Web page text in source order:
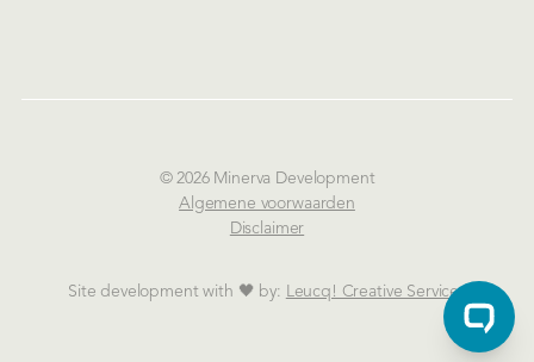
© 2026 Minerva Development
Algemene voorwaarden
Disclaimer
Site development with 🖤 by: Leucq! Creative Services